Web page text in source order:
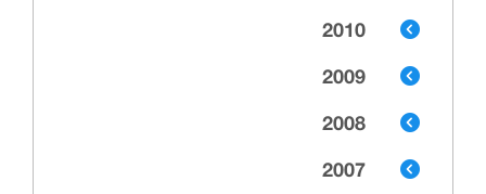
2010
2009
2008
2007